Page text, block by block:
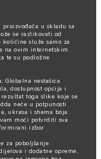
u skladu sa
se razlikovati od
služe samo za
na ovim internetskim
te su podložne
Globalna nestašica
dostupnost opcija i
toga slike koje se
neće u potpunosti
ukrasa i shema boja.
moći potvrditi sva
izbor
za poboljšanje
i dodatne opreme,